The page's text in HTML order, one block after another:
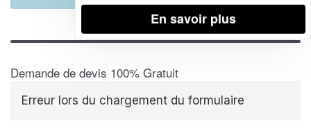
Leaflet| Map data ©OpenStreetMap contributors,CC-BY-SA
Demande de devis 100% Gratuit
Erreur lors du chargement du formulaire
En savoir plus